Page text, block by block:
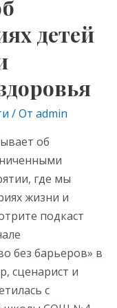
детей
/ От admin
об
где мы
жизни и
подкаст
без барьеров» в
сценарист и
с